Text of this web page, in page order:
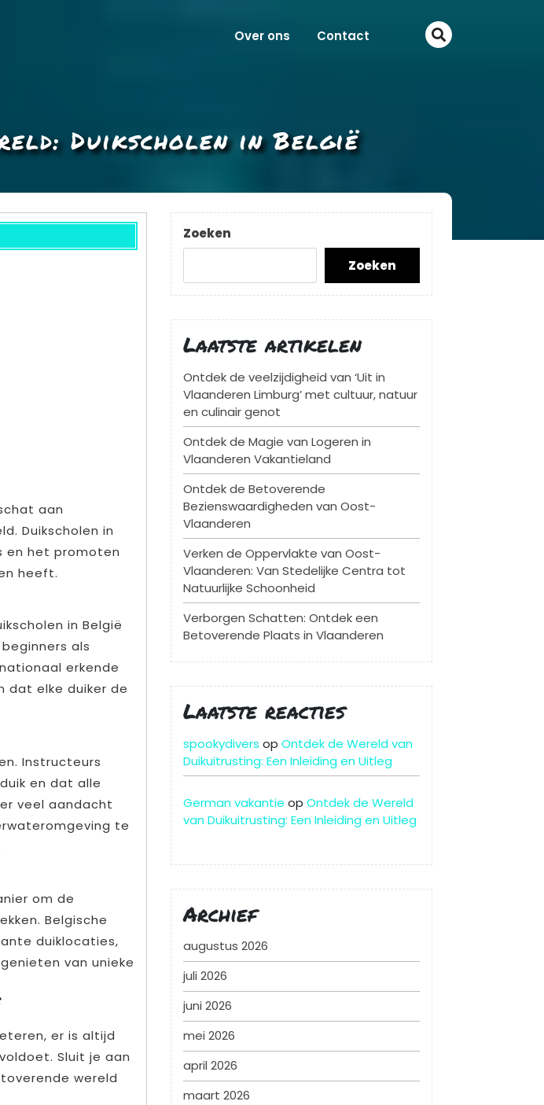
Over ons Contact
Duikscholen in België
aan
Duikscholen in
en het promoten
heeft.
in België
als
erkende
dat elke duiker de
Instructeurs
en dat alle
veel aandacht
te
om de
Belgische
duiklocaties,
van unieke
er is altijd
Sluit je aan
wereld
Zoeken
Zoeken
Laatste artikelen
Ontdek de veelzijdigheid van ‘Uit in
Vlaanderen Limburg’ met cultuur, natuur
en culinair genot
Ontdek de Magie van Logeren in
Vlaanderen Vakantieland
Ontdek de Betoverende
Bezienswaardigheden van Oost-
Vlaanderen
Verken de Oppervlakte van Oost-
Vlaanderen: Van Stedelijke Centra tot
Natuurlijke Schoonheid
Verborgen Schatten: Ontdek een
Betoverende Plaats in Vlaanderen
Laatste reacties
spookydivers op Ontdek de Wereld van
Duikuitrusting: Een Inleiding en Uitleg
German vakantie op Ontdek de Wereld
van Duikuitrusting: Een Inleiding en Uitleg
Archief
augustus 2026
juli 2026
juni 2026
mei 2026
april 2026
maart 2026